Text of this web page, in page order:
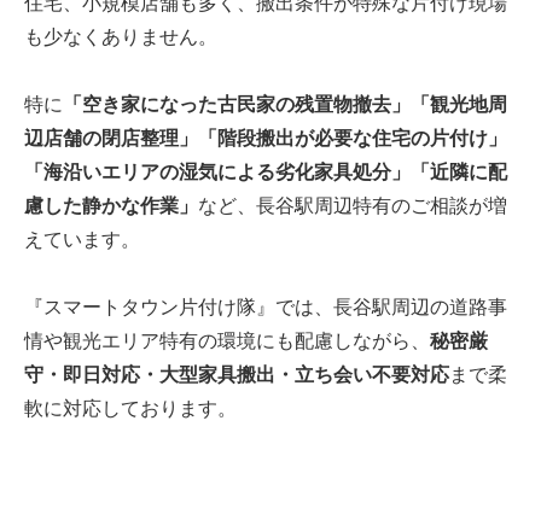
も少なくありません。
特に
「空き家になった古民家の残置物撤去」「観光地周
辺店舗の閉店整理」「階段搬出が必要な住宅の片付け」
「海沿いエリアの湿気による劣化家具処分」「近隣に配
慮した静かな作業」 など、長谷駅周辺特有のご相談が増
えています。
『スマートタウン片付け隊』では、長谷駅周辺の道路事
情や観光エリア特有の環境にも配慮しながら、 秘密厳
守・即日対応・大型家具搬出・立ち会い不要対応まで柔
軟に対応しております。